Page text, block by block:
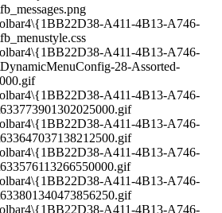
A411-4B13-A746-
A411-4B13-A746-
28-Assorted-
A411-4B13-A746-
A411-4B13-A746-
A411-4B13-A746-
A411-4B13-A746-
A411-4B13-A746-